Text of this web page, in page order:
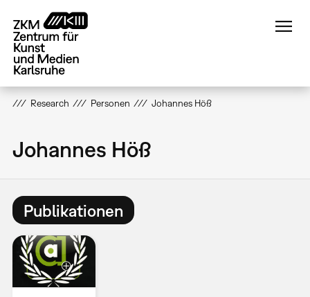
zum
Inhalt
Research Personen Johannes Höß
Johannes Höß
Publikationen